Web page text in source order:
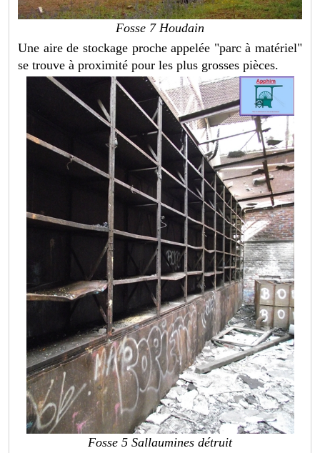
Fosse 7 Houdain
Une aire de stockage proche appelée "parc à matériel"
se trouve à proximité pour les plus grosses pièces.
Fosse 5 Sallaumines détruit